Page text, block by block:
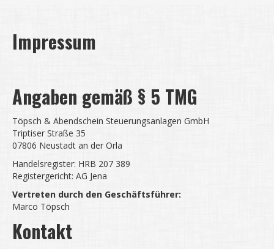
Impressum
Angaben gemäß § 5 TMG
Töpsch & Abendschein Steuerungsanlagen GmbH
Triptiser Straße 35
07806 Neustadt an der Orla
Handelsregister: HRB 207 389
Registergericht: AG Jena
Vertreten durch den Geschäftsführer:
Marco Töpsch
Kontakt